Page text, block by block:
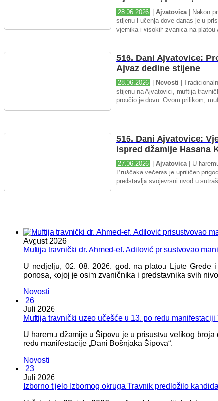
28.06.2026 Ajvatovica| Nakon
stijenu i učenja dove danas je u
vjernika i visokih zvanica na platou
516. Dani Ajvatovice:
Ajvaz dedine stijene
28.06.2026 Novosti |
stijenu na Ajvatovici, muftija
proučio je dovu. Ovom prilikom,
516. Dani Ajvatovice:
ispred džamije Hasana
27.06.2026 Ajvatovica| U
Pruščaka večeras je upriličen
predstavlja svojevrsni uvod u
Avgust 2026
Muftija travnički dr. Ahmed-ef. Adilović prisustvovao
U nedjelju, 02. 08. 2026. god. na platou Ljute
ponosa, kojoj je osim zvaničnika i predstavnika svih
Novosti
26
Juli 2026
Muftija travnički uzeo učešće u 13. po redu
U haremu džamije u Šipovu je u prisustvu velikog
redu manifestacije „Dani Bošnjaka Šipova“.
Novosti
23
Juli 2026
Izborno tijelo Izbornog okruga Travnik predložilo